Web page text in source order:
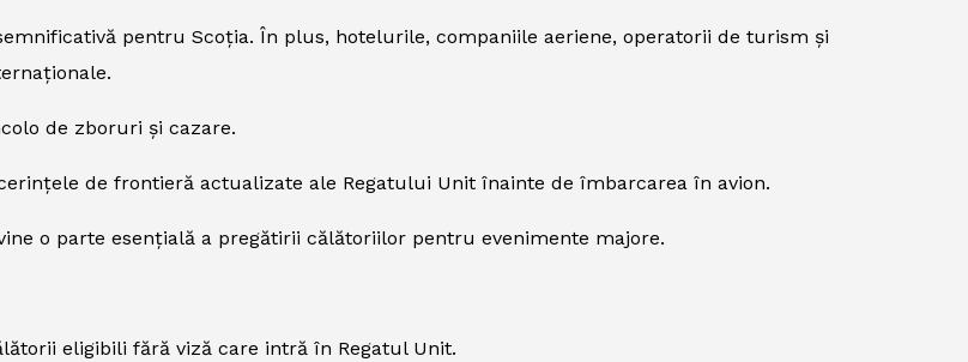
pentru Scoția. În plus, hotelurile, companiile aeriene, operatorii de turism și
de zboruri și cazare.
de frontieră actualizate ale Regatului Unit înainte de îmbarcarea în avion.
o parte esențială a pregătirii călătoriilor pentru evenimente majore.
eligibili fără viză care intră în Regatul Unit.